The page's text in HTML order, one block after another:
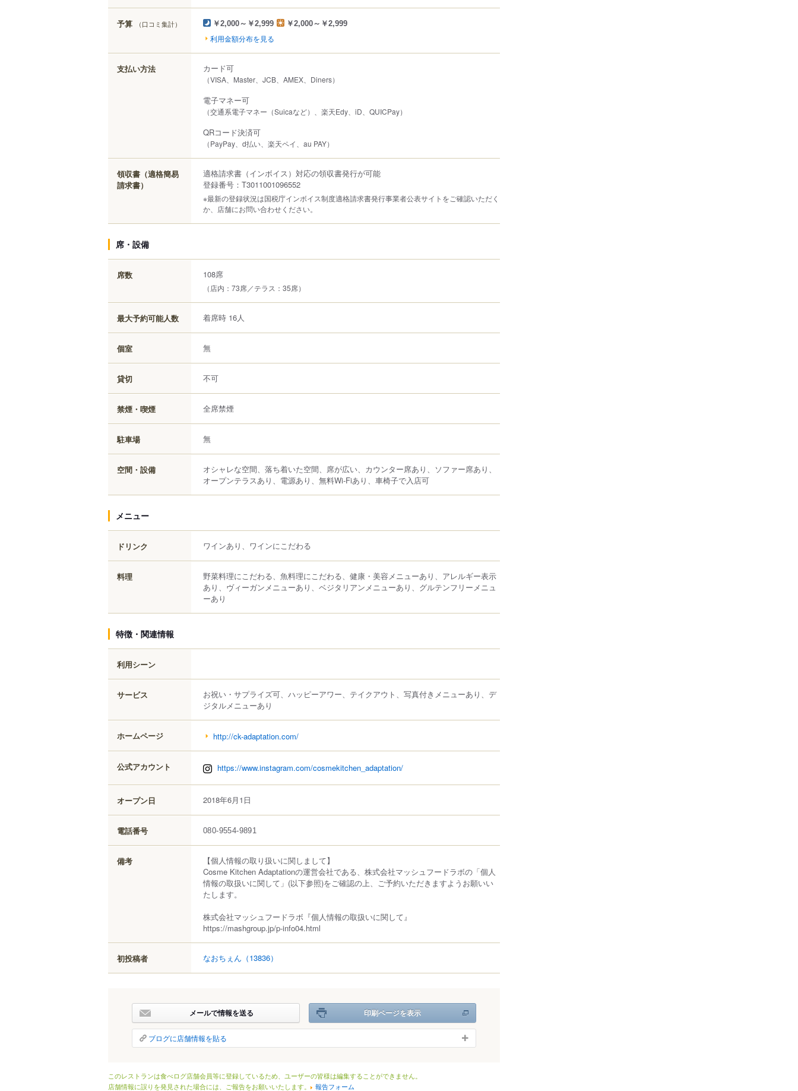
予算 （口コミ集計） ￥2,000～￥2,999 ￥2,000～￥2,999
利用金額分布を見る
支払い方法 カード可
（VISA、Master、JCB、AMEX、Diners）
電子マネー可
（交通系電子マネー（Suicaなど）、楽天Edy、iD、QUICPay）
QRコード決済可
（PayPay、d払い、楽天ペイ、au PAY）
領収書（適格簡易
請求書）
適格請求書（インボイス）対応の領収書発行が可能
登録番号：T3011001096552
※最新の登録状況は国税庁インボイス制度適格請求書発行事業者公表サイトをご確認いただく
か、店舗にお問い合わせください。
席・設備
席数 108席
（店内：73席／テラス：35席）
最大予約可能人数 着席時 16人
個室 無
貸切 不可
禁煙・喫煙 全席禁煙
駐車場 無
空間・設備
オシャレな空間、落ち着いた空間、席が広い、カウンター席あり、ソファー席あり、
オープンテラスあり、電源あり、無料Wi-Fiあり、車椅子で入店可
メニュー
ドリンク ワインあり、ワインにこだわる
料理
野菜料理にこだわる、魚料理にこだわる、健康・美容メニューあり、アレルギー表示
あり、ヴィーガンメニューあり、ベジタリアンメニューあり、グルテンフリーメニュ
ーあり
特徴・関連情報
利用シーン
サービス
お祝い・サプライズ可、ハッピーアワー、テイクアウト、写真付きメニューあり、デ
ジタルメニューあり
ホームページ http://ck-adaptation.com/
公式アカウント https://www.instagram.com/cosmekitchen_adaptation/
オープン日 2018年6月1日
電話番号 080-9554-9891
備考
【個人情報の取り扱いに関しまして】
Cosme Kitchen Adaptationの運営会社である、株式会社マッシュフードラボの「個人
情報の取扱いに関して」(以下参照)をご確認の上、ご予約いただきますようお願いい
たします。
株式会社マッシュフードラボ『個人情報の取扱いに関して』
https://mashgroup.jp/p-info04.html
初投稿者 なおちぇん （13836）
メールで情報を送る 印刷ページを表示
ブログに店舗情報を貼る
このレストランは食べログ店舗会員等に登録しているため、ユーザーの皆様は編集することができません。
店舗情報に誤りを発見された場合には、ご報告をお願いいたします。
報告フォーム